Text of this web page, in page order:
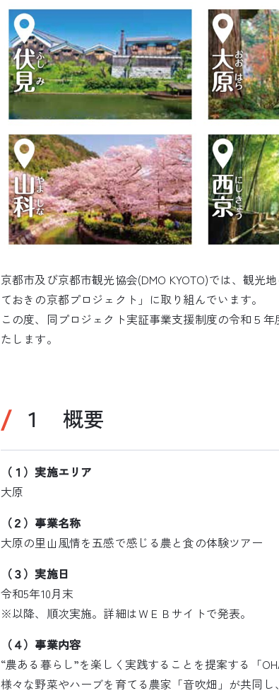
京都市及び京都市観光協会(DMO KYOTO)では、観光
ておきの京都プロジェクト」に取り組んでいます。
この度、同プロジェクト実証事業支援制度の令和５
たします。
１ 概要
（１）実施エリア
大原
（２）事業名称
大原の里山風情を五感で感じる農と食の体験ツアー
（３）実施日
令和5年10月末
※以降、順次実施。詳細はＷＥＢサイトで発表。
（４）事業内容
“農ある暮らし”を楽しく実践することを提案する「
様々な野菜やハーブを育てる農家「音吹畑」が共同